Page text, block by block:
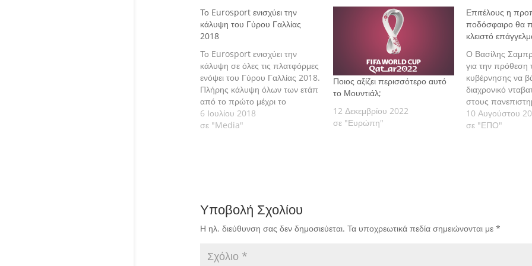
Το Eurosport ενισχύει την
κάλυψη του Γύρου Γαλλίας
2018
Το Eurosport ενισχύει την
κάλυψη σε όλες τις πλατφόρμες
ενόψει του Γύρου Γαλλίας 2018.
Πλήρης κάλυψη όλων των ετάπ
από το πρώτο μέχρι το
τελευταίο λεπτό σε όλες τις
πλατφόρμες,
6 Ιουλίου 2018
σε "Media"
Ποιος αξίζει περισσότερο αυτό
το Μουντιάλ;
12 Δεκεμβρίου 2022
σε "Ευρώπη"
Επιτέλους η
ποδόσφαιρο θα
κλειστό
Ο Βασίλης
για την πρόθεση
κυβέρνησης να
διαχρονικό
στους
προπονητές και
να ασχοληθεί ο
10 Αυγούστου
σε "ΕΠΟ"
Υποβολή Σχολίου
Η ηλ. διεύθυνση σας δεν δημοσιεύεται. Τα υποχρεωτικά πεδία σημειώνονται με *